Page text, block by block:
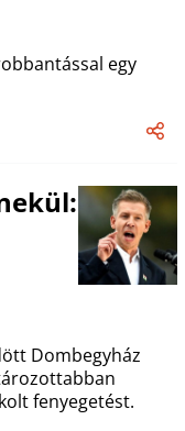
egy
Dombegyház
fenyegetést.